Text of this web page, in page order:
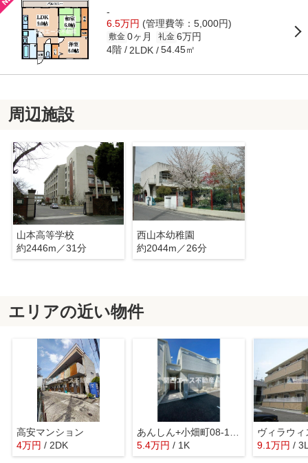
-
6.5万円 (管理費等：5,000円)
敷金 0ヶ月 礼金 6万円
4階 2LDK 54.45㎡
周辺施設
山本高等学校
約2446m／31分
西山本幼稚園
約2044m／26分
エリアの近い物件
高安マンション
4万円 / 2DK
5.4万円 / 1K
ヴィラウィ
9.1万円 /